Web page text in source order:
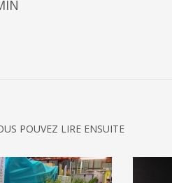
POUVEZ LIRE ENSUITE